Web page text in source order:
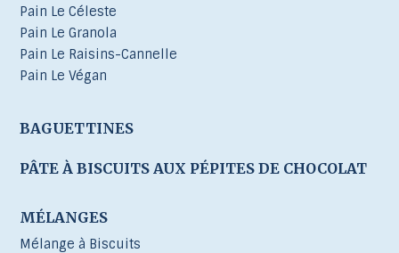
Pain Le Céleste
Pain Le Granola
Pain Le Raisins-Cannelle
Pain Le Végan
BAGUETTINES
PÂTE À BISCUITS AUX PÉPITES DE CHOCOLAT
MÉLANGES
Mélange à Biscuits